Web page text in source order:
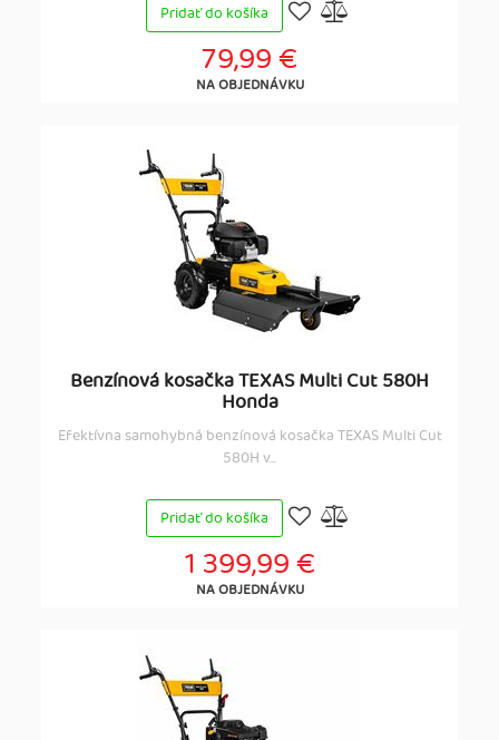
Pridať do košíka
79,99 €
NA OBJEDNÁVKU
Benzínová kosačka TEXAS Multi Cut 580H
Honda
Efektívna samohybná benzínová kosačka TEXAS Multi Cut
580H v...
Pridať do košíka
1 399,99 €
NA OBJEDNÁVKU